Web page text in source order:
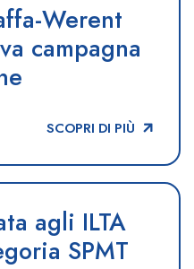
Werent
campagna
SCOPRI DI PIÙ
agli ILTA
SPMT